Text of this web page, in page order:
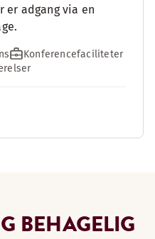
er adgang via en
Konferencefaciliteter
BEHAGELIG